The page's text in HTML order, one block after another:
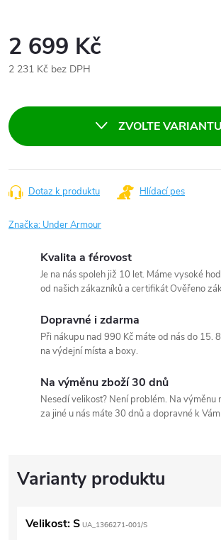
2 699 Kč
2 231 Kč bez DPH
ZVOLTE VARIANTU
Dotaz k produktu Hlídací pes
Značka: Under Armour
Kvalita a férovost
Je na nás spoleh již 10 let. Máme vysoké
od našich zákazníků a certifikát Ověřeno
Dopravné i zdarma
Při nákupu nad 990 Kč máte od nás do 15.
na výdejní místa a boxy.
Na výměnu zboží 30 dnů
Nesedí velikost? Není problém. Na výměnu
za jiné u nás máte 30 dnů a dopravné k
Velikost: S UA_1366271-001/S